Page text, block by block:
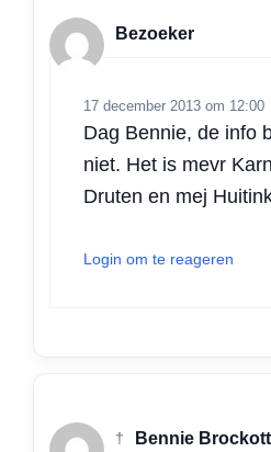
Bezoeker
17 december 2013 om 12:00
Dag Bennie, de info
niet. Het is mevr
Druten en mej
Login om te reageren
† Bennie